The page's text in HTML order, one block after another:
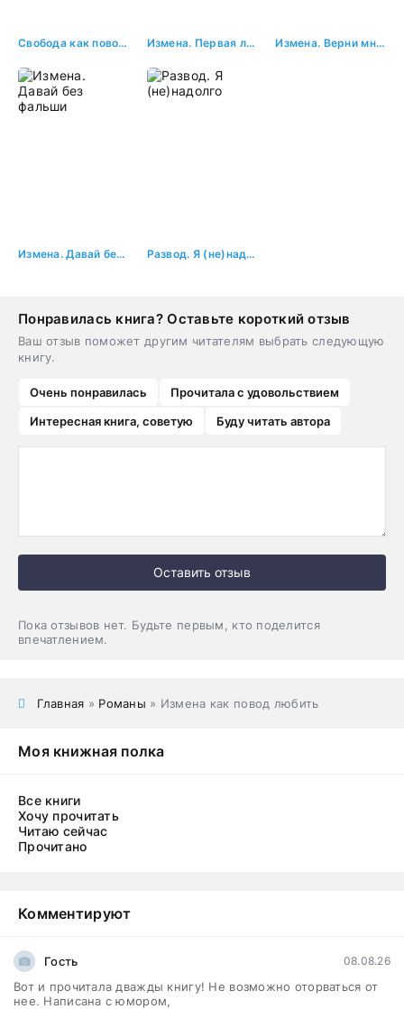
Свобода как повод влюбиться Измена. Первая любовь предателя Измена. Верни мне мою жизнь
Измена. Давай без фальши Развод. Я (не)надолго
Понравилась книга? Оставьте короткий отзыв
Ваш отзыв поможет другим читателям выбрать следующую
книгу.
Очень понравилась
Прочитала с удовольствием
Интересная книга, советую
Буду читать автора
Оставить отзыв
Пока отзывов нет. Будьте первым, кто поделится
впечатлением.
Главная » Романы » Измена как повод любить
Моя книжная полка
Все книги
Хочу прочитать
Читаю сейчас
Прочитано
Комментируют
Гость 08.08.26
Вот и прочитала дважды книгу! Не возможно оторваться от
нее. Написана с юмором,